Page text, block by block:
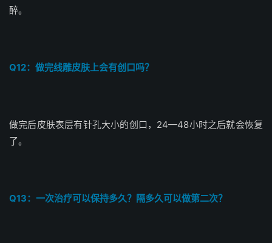
醉。
Q12：做完线雕皮肤上会有创口吗？
做完后皮肤表层有针孔大小的创口，24—48小时之后就会恢复
了。
Q13：一次治疗可以保持多久？隔多久可以做第二次？